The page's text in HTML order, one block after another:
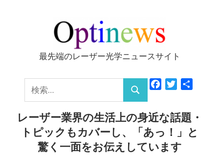
ッ
Optinews
最先端のレーザー光学ニュースサイト
索:
検
索
FacebookTwitter
レーザー業界の生活上の身近な話題・
トピックもカバーし、「あっ！」と
驚く一面をお伝えしています